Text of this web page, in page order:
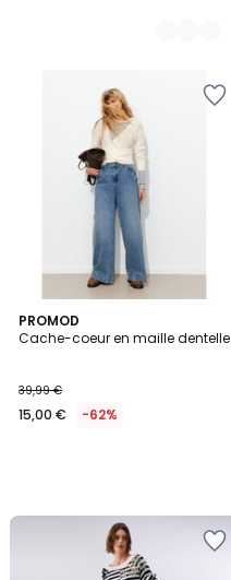
PROMOD
Cache-coeur en maille dentelle
39,99 €
15,00 € -62%